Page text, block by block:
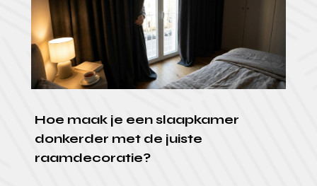
Hoe maak je een slaapkamer
donkerder met de juiste
raamdecoratie?